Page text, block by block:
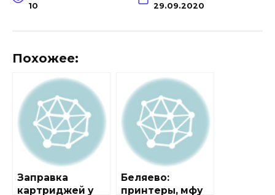
10 29.09.2020
Похожее:
Заправка
картриджей у
Беляево:
принтеры, мфу